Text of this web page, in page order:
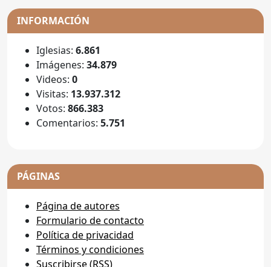
INFORMACIÓN
Iglesias: 6.861
Imágenes: 34.879
Videos: 0
Visitas: 13.937.312
Votos: 866.383
Comentarios: 5.751
PÁGINAS
Página de autores
Formulario de contacto
Política de privacidad
Términos y condiciones
Suscribirse (RSS)